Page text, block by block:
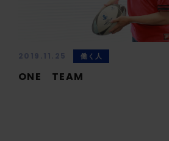
2019.11.25 働く人
ONE TEAM